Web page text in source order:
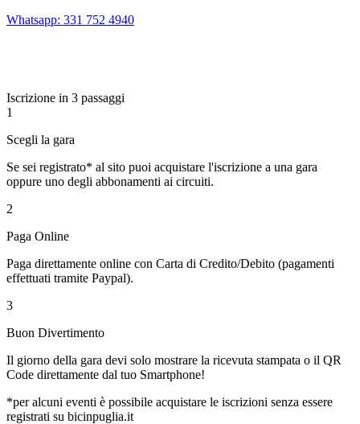
Whatsapp: 331 752 4940
Iscrizione in 3 passaggi
1
Scegli la gara
Se sei registrato* al sito puoi acquistare l'iscrizione a una gara
oppure uno degli abbonamenti ai circuiti.
2
Paga Online
Paga direttamente online con Carta di Credito/Debito (pagamenti
effettuati tramite Paypal).
3
Buon Divertimento
Il giorno della gara devi solo mostrare la ricevuta stampata o il QR
Code direttamente dal tuo Smartphone!
*per alcuni eventi è possibile acquistare le iscrizioni senza essere
registrati su bicinpuglia.it